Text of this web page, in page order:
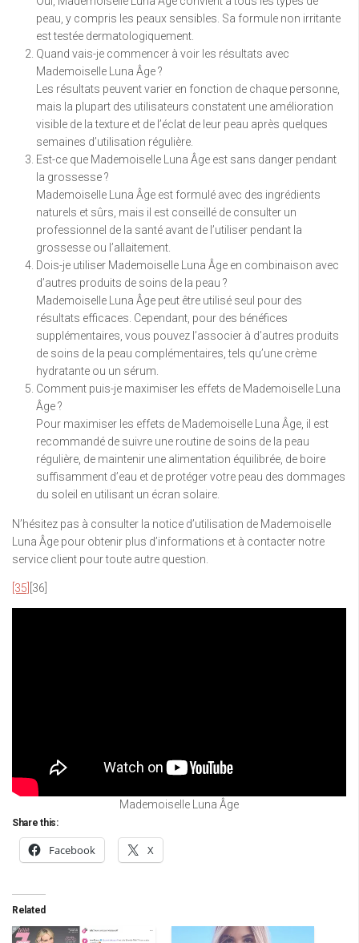
peau, y compris les peaux sensibles. Sa formule non irritante
est testée dermatologiquement.
Quand vais-je commencer à voir les résultats avec
Mademoiselle Luna Âge ?
Les résultats peuvent varier en fonction de chaque personne,
mais la plupart des utilisateurs constatent une amélioration
visible de la texture et de l’éclat de leur peau après quelques
semaines d’utilisation régulière.
Est-ce que Mademoiselle Luna Âge est sans danger pendant
la grossesse ?
Mademoiselle Luna Âge est formulé avec des ingrédients
naturels et sûrs, mais il est conseillé de consulter un
professionnel de la santé avant de l’utiliser pendant la
grossesse ou l’allaitement.
Dois-je utiliser Mademoiselle Luna Âge en combinaison avec
d’autres produits de soins de la peau ?
Mademoiselle Luna Âge peut être utilisé seul pour des
résultats efficaces. Cependant, pour des bénéfices
supplémentaires, vous pouvez l’associer à d’autres produits
de soins de la peau complémentaires, tels qu’une crème
hydratante ou un sérum.
Comment puis-je maximiser les effets de Mademoiselle Luna
Âge ?
Pour maximiser les effets de Mademoiselle Luna Âge, il est
recommandé de suivre une routine de soins de la peau
régulière, de maintenir une alimentation équilibrée, de boire
suffisamment d’eau et de protéger votre peau des dommages
du soleil en utilisant un écran solaire.
N’hésitez pas à consulter la notice d’utilisation de Mademoiselle
Luna Âge pour obtenir plus d’informations et à contacter notre
service client pour toute autre question.
[35] [36]
Mademoiselle Luna Âge
Share this:
Facebook X
Related